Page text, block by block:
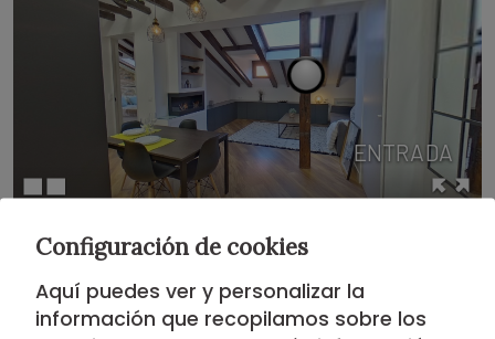
Situación
Configuración de cookies
Aquí puedes ver y personalizar la
información que recopilamos sobre los